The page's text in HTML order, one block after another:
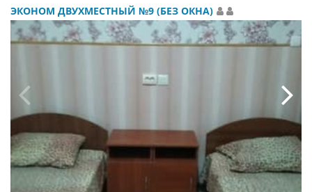
ЭКОНОМ ДВУХМЕСТНЫЙ №9 (БЕЗ ОКНА)